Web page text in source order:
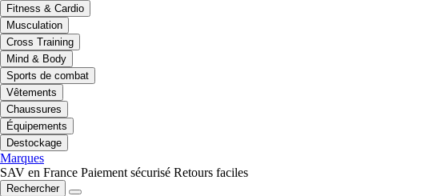
Fitness & Cardio
Musculation
Cross Training
Mind & Body
Sports de combat
Vêtements
Chaussures
Équipements
Destockage
Marques
SAV en France Paiement sécurisé Retours faciles
Rechercher